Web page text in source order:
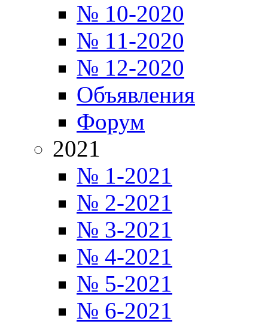
№ 10-2020
№ 11-2020
№ 12-2020
Объявления
Форум
2021
№ 1-2021
№ 2-2021
№ 3-2021
№ 4-2021
№ 5-2021
№ 6-2021